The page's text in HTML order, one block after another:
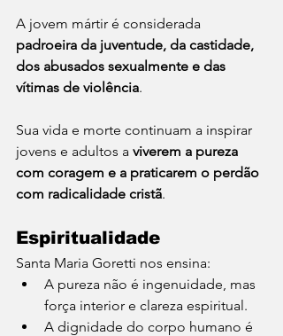
A jovem mártir é considerada
padroeira da juventude, da castidade,
dos abusados sexualmente e das
vítimas de violência.
Sua vida e morte continuam a inspirar
jovens e adultos a viverem a pureza
com coragem e a praticarem o perdão
com radicalidade cristã.
Espiritualidade
Santa Maria Goretti nos ensina:
A pureza não é ingenuidade, mas
força interior e clareza espiritual.
A dignidade do corpo humano é